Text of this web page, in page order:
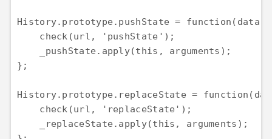
History.prototype.pushState =
    check(url, 'pushState');
    _pushState.apply(this, arguments);
};
History.prototype.replaceState =
    check(url, 'replaceState');
    _replaceState.apply(this, arguments);